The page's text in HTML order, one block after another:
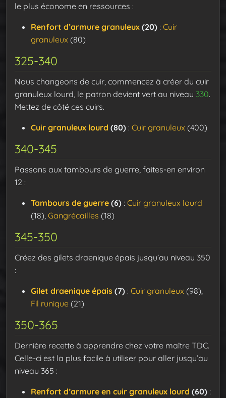
le plus économe en ressources :
Renfort d’armure granuleux (20) : Cuir
granuleux (80)
325-340
Nous changeons de cuir, commencez à créer du cuir
granuleux lourd, le patron devient vert au niveau 330.
Mettez de côté ces cuirs.
Cuir granuleux lourd (80) : Cuir granuleux (400)
340-345
Passons aux tambours de guerre, faites-en environ
12 :
Tambours de guerre (6) : Cuir granuleux lourd
(18), Gangrécailles (18)
345-350
Créez des gilets draenique épais jusqu’au niveau 350
:
Gilet draenique épais (7) : Cuir granuleux (98),
Fil runique (21)
350-365
Dernière recette à apprendre chez votre maître TDC.
Celle-ci est la plus facile à utiliser pour aller jusqu’au
niveau 365 :
Renfort d’armure en cuir granuleux lourd (60) :